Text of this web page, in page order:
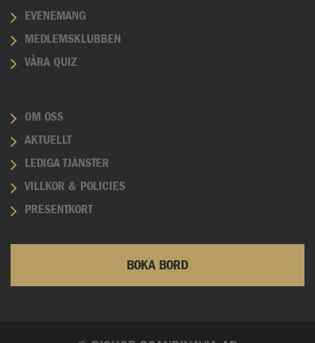
EVENEMANG
MEDLEMSKLUBBEN
VÅRA QUIZ
OM OSS
AKTUELLT
LEDIGA TJÄNSTER
VILLKOR & POLICIES
PRESENTKORT
BOKA BORD